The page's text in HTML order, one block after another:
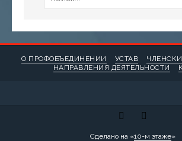
О ПРОФОБЪЕДИНЕНИИ УСТАВ
НАПРАВЛЕНИЯ ДЕЯТЕЛЬНОСТИ
Сделано на «10-м этаже»